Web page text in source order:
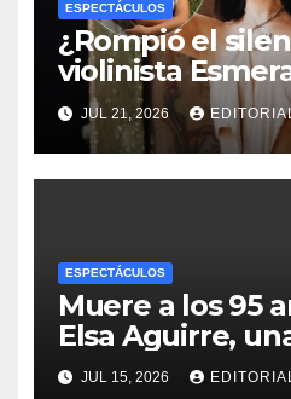
ESPECTÁCULOS
¿Rompió el
violinista
habla de su
polémica con
Aguilar
JUL 21, 2026
ESPECTÁCULOS
Muere a los 95
Elsa Aguirre,
últimas figuras
JUL 15, 2026